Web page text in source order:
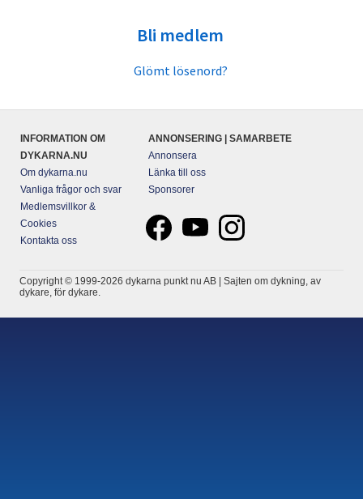
Bli medlem
Glömt lösenord?
INFORMATION OM
DYKARNA.NU
Om dykarna.nu
Vanliga frågor och svar
Medlemsvillkor &
Cookies
Kontakta oss
ANNONSERING | SAMARBETE
Annonsera
Länka till oss
Sponsorer
Copyright © 1999-2026 dykarna punkt nu AB | Sajten om dykning, av
dykare, för dykare.